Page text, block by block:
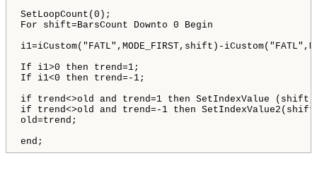
SetLoopCount(0);
For shift=BarsCount Downto 0 Begin
i1=iCustom("FATL",MODE_FIRST,shift)-
If i1>0 then trend=1;
If i1<0 then trend=-1;
if trend<>old and trend=1 then SetIndexValue
if trend<>old and trend=-1 then
old=trend;
end;